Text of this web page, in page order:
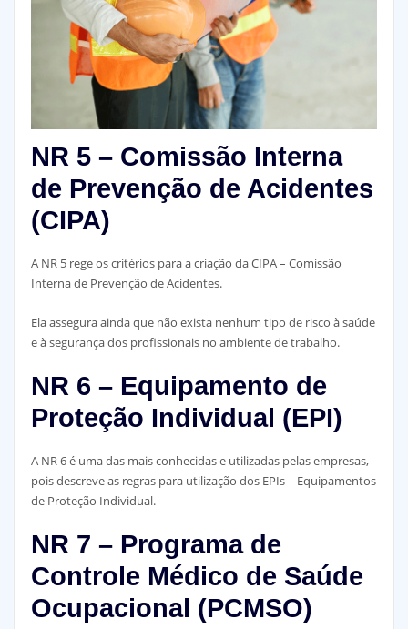
NR 5 – Comissão Interna
de Prevenção de Acidentes
(CIPA)
A NR 5 rege os critérios para a criação da CIPA – Comissão
Interna de Prevenção de Acidentes.
Ela assegura ainda que não exista nenhum tipo de risco à saúde
e à segurança dos profissionais no ambiente de trabalho.
NR 6 – Equipamento de
Proteção Individual (EPI)
A NR 6 é uma das mais conhecidas e utilizadas pelas empresas,
pois descreve as regras para utilização dos EPIs – Equipamentos
de Proteção Individual.
NR 7 – Programa de
Controle Médico de Saúde
Ocupacional (PCMSO)